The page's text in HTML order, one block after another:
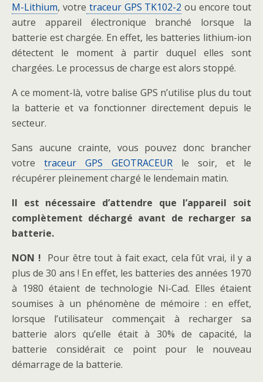
M-Lithium, votre traceur GPS TK102-2 ou encore tout
autre appareil électronique branché lorsque la
batterie est chargée. En effet, les batteries lithium-ion
détectent le moment à partir duquel elles sont
chargées. Le processus de charge est alors stoppé.
A ce moment-là, votre balise GPS n’utilise plus du tout
la batterie et va fonctionner directement depuis le
secteur.
Sans aucune crainte, vous pouvez donc brancher
votre traceur GPS GEOTRACEUR le soir, et le
récupérer pleinement chargé le lendemain matin.
Il est nécessaire d’attendre que l’appareil soit
complètement déchargé avant de recharger sa
batterie.
NON ! Pour être tout à fait exact, cela fût vrai, il y a
plus de 30 ans ! En effet, les batteries des années 1970
à 1980 étaient de technologie Ni-Cad. Elles étaient
soumises à un phénomène de mémoire : en effet,
lorsque l’utilisateur commençait à recharger sa
batterie alors qu’elle était à 30% de capacité, la
batterie considérait ce point pour le nouveau
démarrage de la batterie.